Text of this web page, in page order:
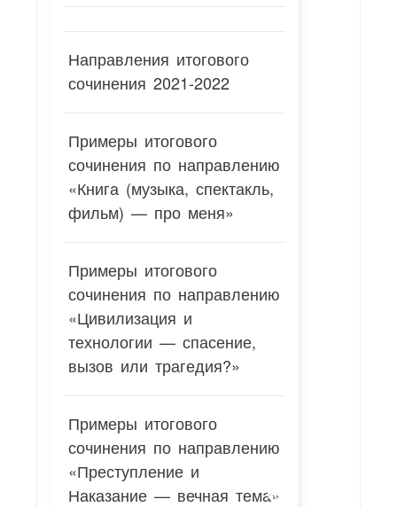
Направления итогового
сочинения 2021-2022
Примеры итогового
сочинения по направлению
«Книга (музыка, спектакль,
фильм) — про меня»
Примеры итогового
сочинения по направлению
«Цивилизация и
технологии — спасение,
вызов или трагедия?»
Примеры итогового
сочинения по направлению
«Преступление и
Наказание — вечная тема»